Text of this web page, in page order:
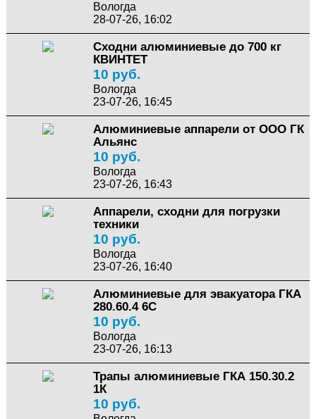
Вологда
28-07-26, 16:02
Сходни алюминиевые до 700 кг
КВИНТЕТ
10 руб.
Вологда
23-07-26, 16:45
Алюминиевые аппарели от ООО ГК
Альянс
10 руб.
Вологда
23-07-26, 16:43
Аппарели, сходни для погрузки
техники
10 руб.
Вологда
23-07-26, 16:40
Алюминиевые для эвакуатора ГКА
280.60.4 6С
10 руб.
Вологда
23-07-26, 16:13
Трапы алюминиевые ГКА 150.30.2
1К
10 руб.